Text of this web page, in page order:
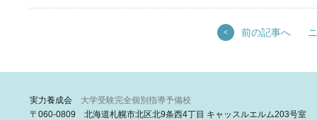
< 前の記事へ
実力養成会 大学受験完全個別指導予備校
〒060-0809 北海道札幌市北区北9条西4丁目 キャッスルエルム203号室